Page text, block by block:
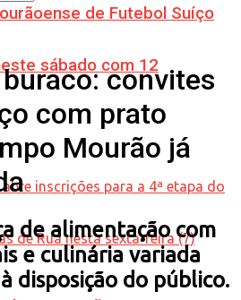
de Futebol Suíço
sábado com 12convites
com prato
Mourão já
de alimentação com
e culinária variada
disposição do público.